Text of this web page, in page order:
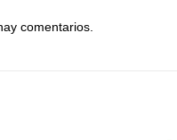
comentarios.